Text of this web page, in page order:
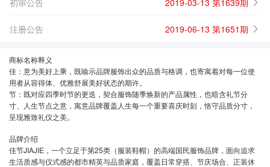
注册公告 2019-06-13 第1651期
商标名称释义
佳：意为美好上乘，既喻示品牌服饰出众的品质与格调，也寄寓着对每一位使
用者从容得体、优雅舒展美好状态的期许。
节：既对应四季时节的更迭，契合服饰随季焕新的产品属性，也暗含礼节分
寸、人生节点之意，寓意品牌覆盖人生每一个重要喜庆时刻，恪守品质分寸，
呈现雅致礼仪之美。
品牌介绍
佳节JIAJIE，一个立足于第25类（服装鞋帽）的高端国民服饰品牌，面向追求
生活质感与仪式感的都市精英与品质家庭，覆盖日常穿搭、节庆场合、正装休